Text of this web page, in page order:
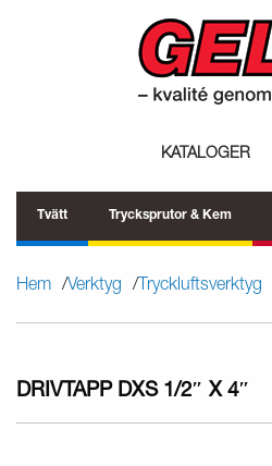
KATALOGER
Tvätt Trycksprutor & Kem
Hem Verktyg Tryckluftsverktyg
DRIVTAPP DXS 1/2″ X 4″